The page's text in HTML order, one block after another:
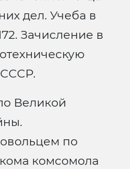
дел. Учеба в
Зачисление в
Великой
по
комсомола